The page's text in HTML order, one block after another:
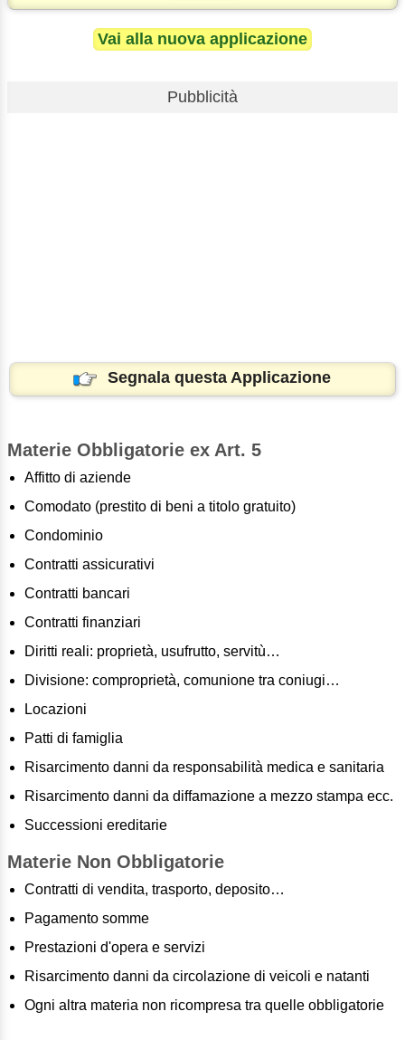
Vai alla nuova applicazione
Pubblicità
Segnala questa Applicazione
Materie Obbligatorie ex Art. 5
Affitto di aziende
Comodato (prestito di beni a titolo gratuito)
Condominio
Contratti assicurativi
Contratti bancari
Contratti finanziari
Diritti reali: proprietà, usufrutto, servitù…
Divisione: comproprietà, comunione tra coniugi…
Locazioni
Patti di famiglia
Risarcimento danni da responsabilità medica e sanitaria
Risarcimento danni da diffamazione a mezzo stampa ecc.
Successioni ereditarie
Materie Non Obbligatorie
Contratti di vendita, trasporto, deposito…
Pagamento somme
Prestazioni d'opera e servizi
Risarcimento danni da circolazione di veicoli e natanti
Ogni altra materia non ricompresa tra quelle obbligatorie